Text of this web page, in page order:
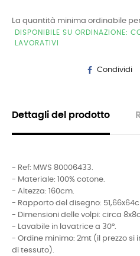
La quantità minima ordinabile
DISPONIBILE SU ORDINAZIONE:
LAVORATIVI
Condividi
Dettagli del prodotto
- Ref: MWS 80006433.
- Materiale: 100% cotone.
- Altezza: 160cm.
- Rapporto del disegno:
- Dimensioni delle volpi: circa
- Lavabile in lavatrice a 30°.
- Ordine minimo: 2mt (il prezzo si
di tessuto).